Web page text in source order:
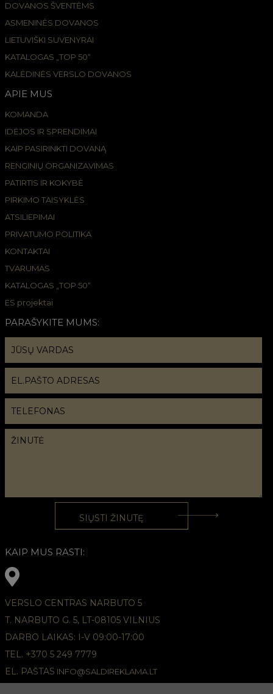
DOVANOS ŠVENTĖMS
ASMENINĖS DOVANOS
LIETUVIŠKI SUVENYRAI
KATALOGAS „TOP 50“
KALĖDINĖS VERSLO DOVANOS
APIE MUS
KOMANDA
IDĖJOS IR SPRENDIMAI
KAIP PASIRINKTI DOVANĄ
RENGINIŲ ORGANIZAVIMAS
PATIRTIS IR KOKYBĖ
PIRKIMO TAISYKLĖS
ATSILIEPIMAI
PRIVATUMO POLITIKA
KONTAKTAI
TVARUMAS
KATALOGAS „TOP 50“
ES projektai
PARAŠYKITE MUMS:
KAIP MUS RASTI:
VERSLO CENTRAS NARBUTO 5
T. NARBUTO G. 5, LT-08105 VILNIUS
DARBO LAIKAS: I-V 09:00-17:00
TEL. +370 5 249 7779
EL. PAŠTAS INFO@SALDIREKLAMA.LT